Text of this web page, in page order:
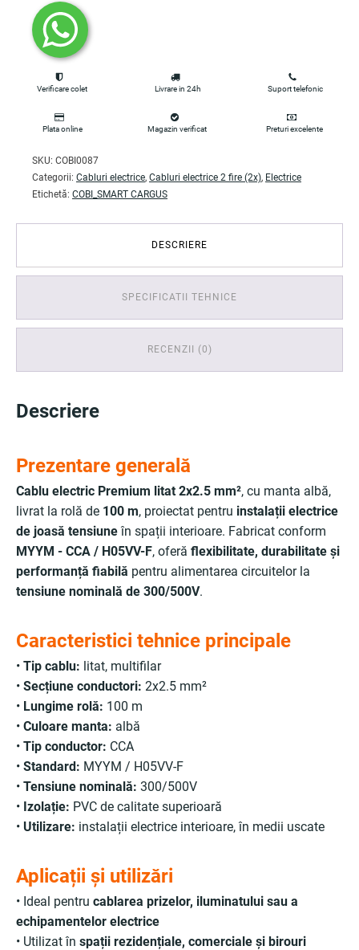
Verificare colet Livrare in 24h Suport telefonic
Plata online Magazin verificat Preturi excelente
SKU: COBI0087
Categorii: Cabluri electrice, Cabluri electrice 2 fire (2x), Electrice
Etichetă: COBI_SMART CARGUS
DESCRIERE
SPECIFICATII TEHNICE
RECENZII (0)
Descriere
Prezentare generală
Cablu electric Premium litat 2x2.5 mm², cu manta albă,
livrat la rolă de 100 m, proiectat pentru instalații electrice
de joasă tensiuneîn spații interioare. Fabricat conform
MYYM - CCA / H05VV-F, oferă flexibilitate, durabilitate și
performanță fiabilă pentru alimentarea circuitelor la
tensiune nominală de 300/500V.
Caracteristici tehnice principale
• Tip cablu: litat, multifilar
• Secțiune conductori: 2x2.5 mm²
• Lungime rolă: 100 m
• Culoare manta: albă
• Tip conductor: CCA
• Standard: MYYM / H05VV-F
• Tensiune nominală: 300/500V
• Izolație: PVC de calitate superioară
• Utilizare: instalații electrice interioare, în medii uscate
Aplicații și utilizări
• Ideal pentru cablarea prizelor, iluminatului sau a
echipamentelor electrice
• Utilizat în spații rezidențiale, comerciale și birouri